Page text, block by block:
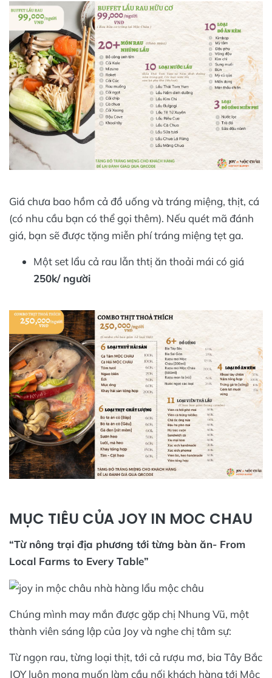
Giá chưa bao hồm cả đồ uống và tráng miệng, thịt, cá
(có nhu cầu bạn có thể gọi thêm). Nếu quét mã đánh
giá, bạn sẽ được tặng miễn phí tráng miệng tẹt ga.
Một set lẩu cả rau lẫn thtị ăn thoải mái có giá
250k/ người
MỤC TIÊU CỦA JOY IN MOC CHAU
“Từ nông trại địa phương tới từng bàn ăn- From
Local Farms to Every Table”
Chúng mình may mắn được gặp chị Nhung Vũ, một
thành viên sáng lập của Joy và nghe chị tâm sự:
Từ ngọn rau, từng loại thịt, tới cả rượu mơ, bia Tây Bắc
JOY luôn mong muốn làm cầu nối khách hàng tới Mộc